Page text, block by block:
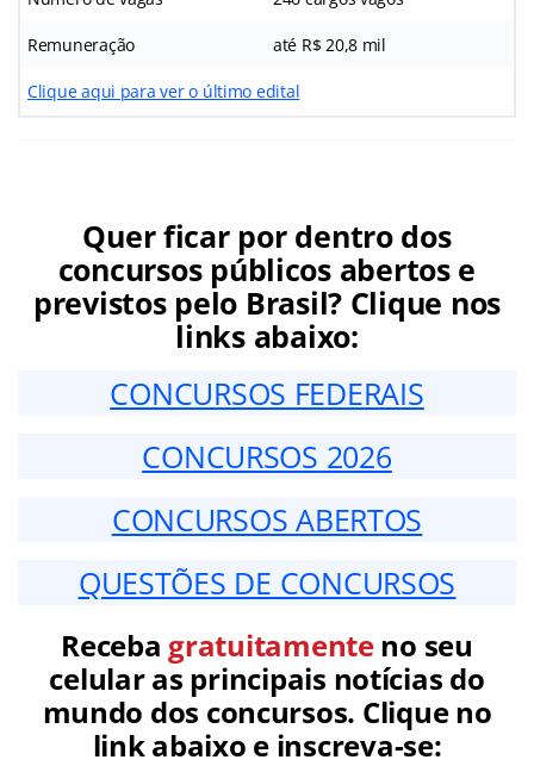
Remuneração até R$ 20,8 mil
Clique aqui para ver o último edital
Quer ficar por dentro dos
concursos públicos abertos e
previstos pelo Brasil? Clique nos
links abaixo:
CONCURSOS FEDERAIS
CONCURSOS 2026
CONCURSOS ABERTOS
QUESTÕES DE CONCURSOS
Receba gratuitamenteno seu
celular as principais notícias do
mundo dos concursos. Clique no
link abaixo e inscreva-se: